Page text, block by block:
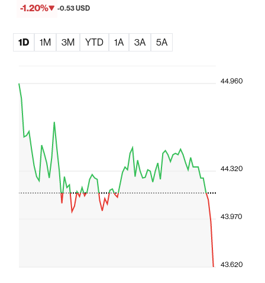
-1.20% -0.53 USD
1D 1M 3M YTD 1A 3A 5A
43.620
43.970
44.320
44.960